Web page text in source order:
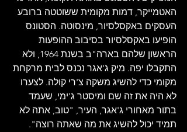
האטמייקר, דמות מקומית ששוטטה ברובע
העסקים באקסלסיור, מינסוטה. הסטונס
הופיעו באקסלסיור בסיבוב ההופעות
הראשון שלהם בארה"ב בשנת 1964, ולא
התקבלו יפה. מיק ג'אגר נכנס לבית מרקחת
מקומי כדי להשיג משקה צ'רי קולה. לצערו
לא היה את זה שם ומיסטר ג'ימי, שעמד
בתור מאחורי ג'אגר, העיר, "טוב, אתה לא
תמיד יכול להשיג את מה שאתה רוצה".